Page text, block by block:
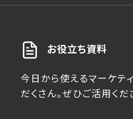
お役立ち資料
今日から使えるマーケテ
だくさん。ぜひご活用くだ